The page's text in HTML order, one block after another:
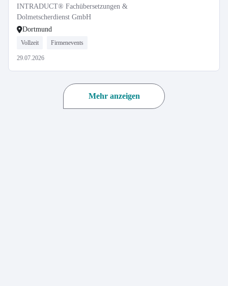
INTRADUCT® Fachübersetzungen &
Dolmetscherdienst GmbH
Dortmund
Vollzeit Firmenevents
29.07.2026
Mehr anzeigen